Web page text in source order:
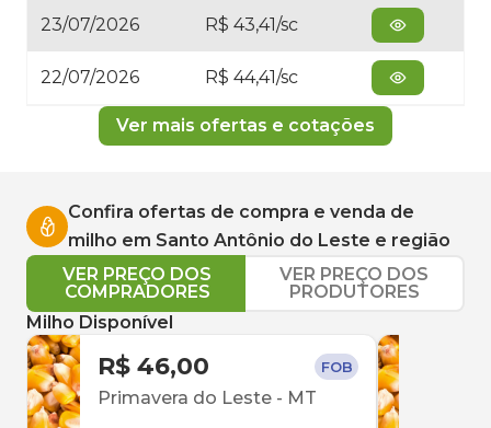
23/07/2026 R$ 43,41/sc
22/07/2026 R$ 44,41/sc
Ver mais ofertas e cotações
Confira ofertas de compra e venda de
milho em Santo Antônio do Leste e região
VER PREÇO DOS
COMPRADORES
VER PREÇO DOS
PRODUTORES
Milho Disponível
R$ 46,00 FOB
Primavera do Leste - MT